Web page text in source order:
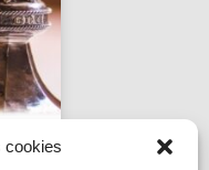
cookies